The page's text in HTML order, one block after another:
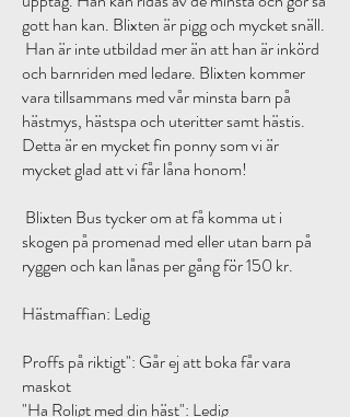
gott han kan. Blixten är pigg och mycket snäll.
Han är inte utbildad mer än att han är inkörd
och barnriden med ledare. Blixten kommer
vara tillsammans med vår minsta barn på
hästmys, hästspa och uteritter samt hästis.
Detta är en mycket fin ponny som vi är
mycket glad att vi får låna honom!
Blixten Bus tycker om at få komma ut i
skogen på promenad med eller utan barn på
ryggen och kan lånas per gång för 150 kr.
Hästmaffian: Ledig
Proffs på riktigt": Går ej att boka får vara
maskot
"Ha Roligt med din häst": Ledig